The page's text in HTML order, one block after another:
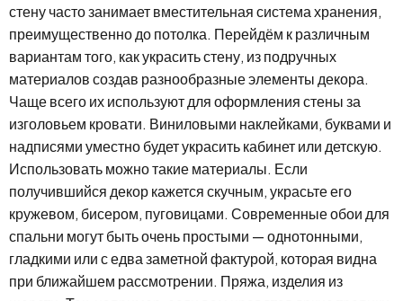
стену часто занимает вместительная система хранения,
преимущественно до потолка. Перейдём к различным
вариантам того, как украсить стену, из подручных
материалов создав разнообразные элементы декора.
Чаще всего их используют для оформления стены за
изголовьем кровати. Виниловыми наклейками, буквами и
надписями уместно будет украсить кабинет или детскую.
Использовать можно такие материалы. Если
получившийся декор кажется скучным, украсьте его
кружевом, бисером, пуговицами. Современные обои для
спальни могут быть очень простыми — однотонными,
гладкими или с едва заметной фактурой, которая видна
при ближайшем рассмотрении. Пряжа, изделия из